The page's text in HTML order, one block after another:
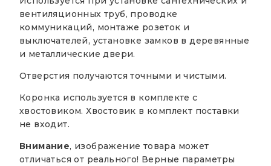
вентиляционных труб, проводке
коммуникаций, монтаже розеток и
выключателей, установке замков в деревянные
и металлические двери.
Отверстия получаются точными и чистыми.
Коронка используется в комплекте с
хвостовиком. Хвостовик в комплект поставки
не входит.
Внимание, изображение товара может
отличаться от реального! Верные параметры